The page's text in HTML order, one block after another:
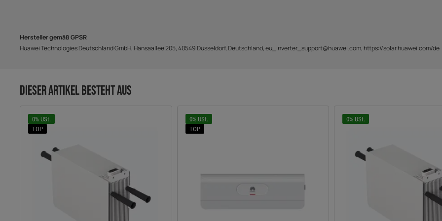
Hersteller gemäß GPSR
Huawei Technologies Deutschland GmbH, Hansaallee 205, 40549 Düsseldorf, Deutschland, eu_inverter_support@huawei.com, https://solar.huawei.com/de
DIESER ARTIKEL BESTEHT AUS
0% USt.
TOP
0% USt.
TOP
0% USt.